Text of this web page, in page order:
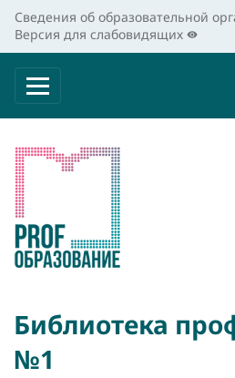
Сведения об образовательной
Версия для слабовидящих
Библиотека
№1